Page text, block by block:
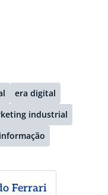
era digital
industrial
Ferrari